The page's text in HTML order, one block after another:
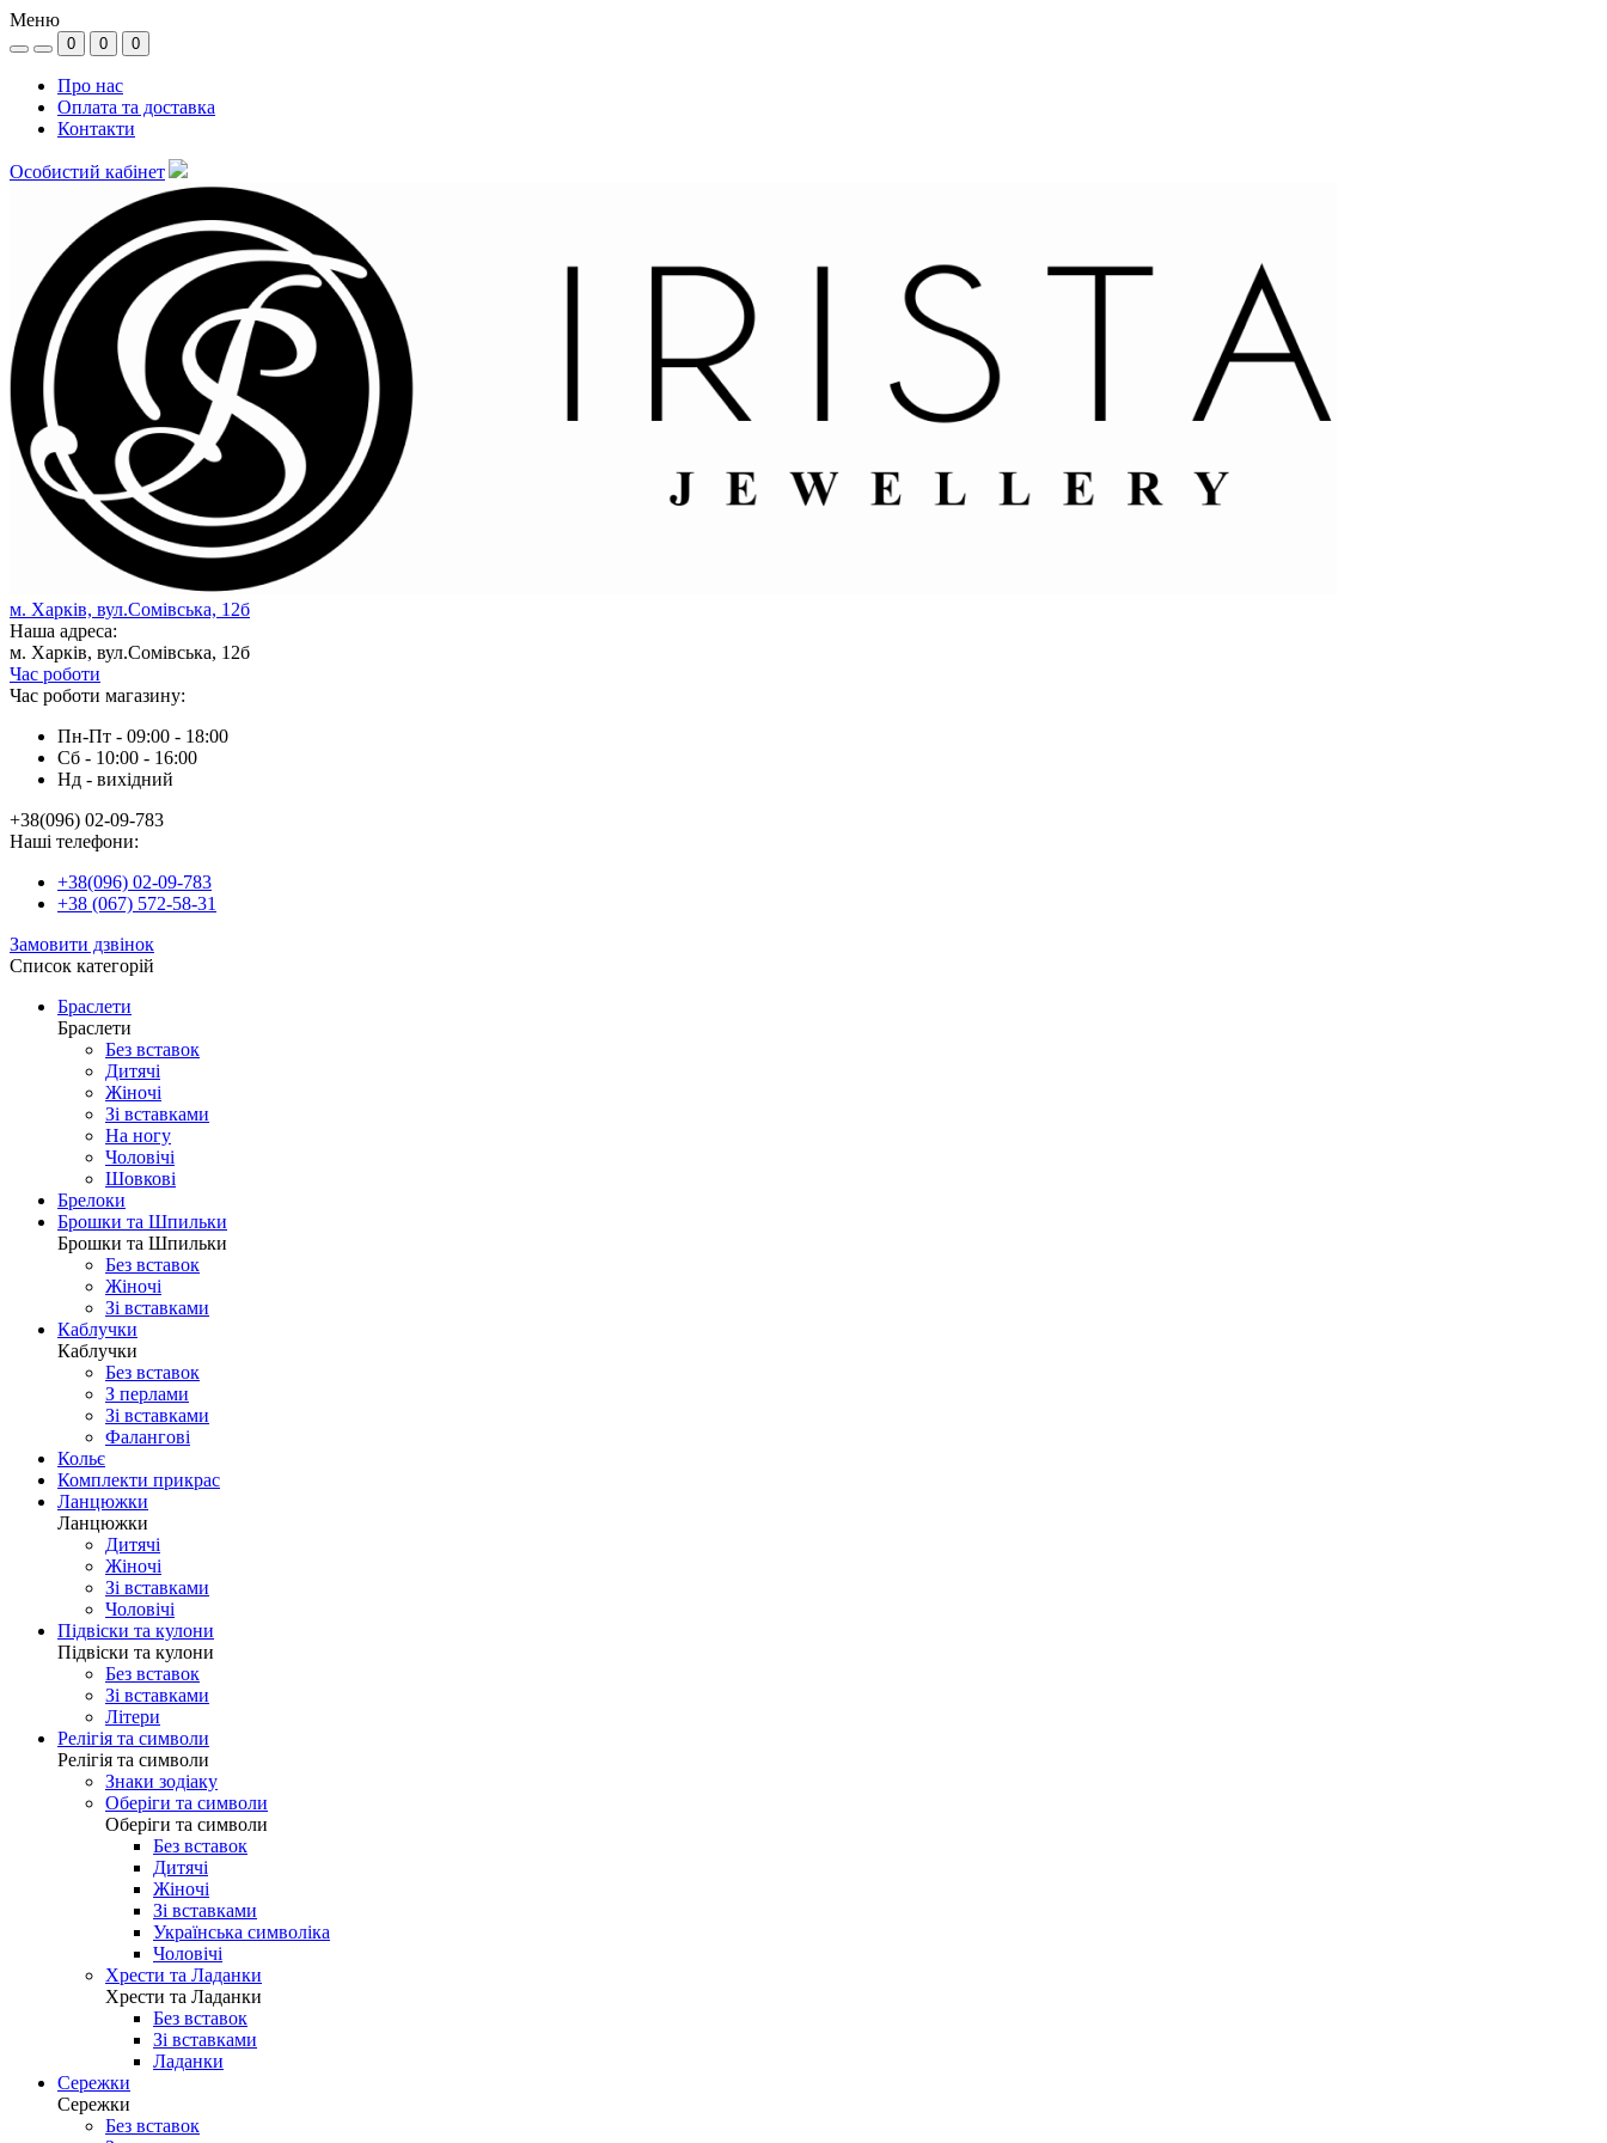
Меню
0 0 0
Про нас
Оплата та доставка
Контакти
Особистий кабінет
м. Харків, вул.Сомівська, 12б
Наша адреса:
м. Харків, вул.Сомівська, 12б
Час роботи
Час роботи магазину:
Пн-Пт - 09:00 - 18:00
Сб - 10:00 - 16:00
Нд - вихiдний
+38(096) 02-09-783
Наші телефони:
+38(096) 02-09-783
+38 (067) 572-58-31
Замовити дзвінок
Список категорій
Браслети
Браслети
Без вставок
Дитячі
Жіночі
Зі вставками
На ногу
Чоловічі
Шовковi
Брелоки
Брошки та Шпильки
Брошки та Шпильки
Без вставок
Жіночі
Зі вставками
Каблучки
Каблучки
Без вставок
З перлами
Зі вставками
Фаланговi
Кольє
Комплекти прикрас
Ланцюжки
Ланцюжки
Дитячі
Жіночі
Зі вставками
Чоловічі
Підвіски та кулони
Підвіски та кулони
Без вставок
Зі вставками
Літери
Релігія та символи
Релігія та символи
Знаки зодіаку
Оберіги та символи
Оберіги та символи
Без вставок
Дитячі
Жіночі
Зі вставками
Українська символіка
Чоловічі
Хрести та Ладанки
Хрести та Ладанки
Без вставок
Зі вставками
Ладанки
Сережки
Сережки
Без вставок